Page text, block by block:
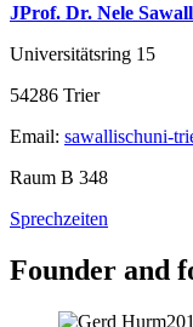
JProf. Dr. Nele
Universitätsring 15
54286 Trier
Email: sawallischuni-
Raum B 348
Sprechzeiten
Founder and